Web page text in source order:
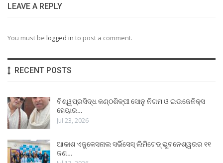
LEAVE A REPLY
You must be logged in to post a comment.
RECENT POSTS
ବିଶ୍ୱପ୍ରସିଦ୍ଧ କଣ୍ଠଶିଳ୍ପୀ ସୋନୁ ନିଗମ ଓ ଇଉଜେନିକ୍ସ
ହେୟାର…
Jul 23, 2026
ଆକାଶ ଏଜୁକେସନାଲ ସର୍ଭିସେସ୍ ଲିମିଟେଡ୍ ଭୁବନେଶ୍ୱରର ୧୧
ଜଣ…